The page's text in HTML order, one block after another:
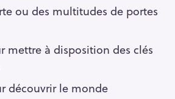
ou des multitudes de portes
mettre à disposition des clés
découvrir le monde